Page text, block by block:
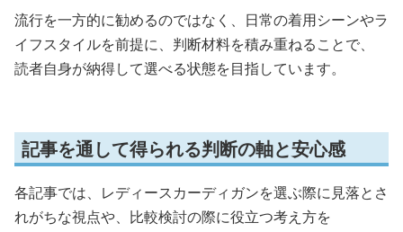
流行を一方的に勧めるのではなく、日常の着用シーンやラ
イフスタイルを前提に、判断材料を積み重ねることで、
読者自身が納得して選べる状態を目指しています。
記事を通して得られる判断の軸と安心感
各記事では、レディースカーディガンを選ぶ際に見落とさ
れがちな視点や、比較検討の際に役立つ考え方を